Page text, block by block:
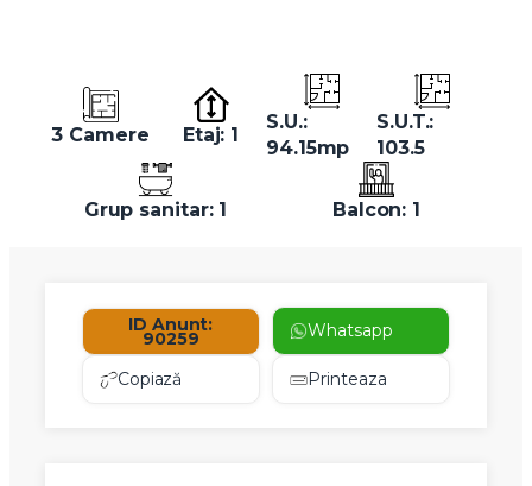
3 Camere Etaj: 1
S.U.:
94.15mp
S.U.T.:
103.5
Grup sanitar: 1 Balcon: 1
ID Anunt:
90259 Whatsapp
Copiază Printeaza